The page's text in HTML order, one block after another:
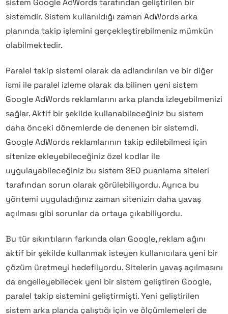
sistem Google AdWords tarafından geliştirilen bir
sistemdir. Sistem kullanıldığı zaman AdWords arka
planında takip işlemini gerçekleştirebilmeniz mümkün
olabilmektedir.
Paralel takip sistemi olarak da adlandırılan ve bir diğer
ismi ile paralel izleme olarak da bilinen yeni sistem
Google AdWords reklamlarını arka planda izleyebilmenizi
sağlar. Aktif bir şekilde kullanabileceğiniz bu sistem
daha önceki dönemlerde de denenen bir sistemdi.
Google AdWords reklamlarının takip edilebilmesi için
sitenize ekleyebileceğiniz özel kodlar ile
uygulayabileceğiniz bu sistem SEO puanlama siteleri
tarafından sorun olarak görülebiliyordu. Ayrıca bu
yöntemi uyguladığınız zaman sitenizin daha yavaş
açılması gibi sorunlar da ortaya çıkabiliyordu.
Bu tür sıkıntıların farkında olan Google, reklam ağını
aktif bir şekilde kullanmak isteyen kullanıcılara yeni bir
çözüm üretmeyi hedefliyordu. Sitelerin yavaş açılmasını
da engelleyebilecek yeni bir sistem geliştiren Google,
paralel takip sistemini geliştirmişti. Yeni geliştirilen
sistem arka planda çalıştığı için ve ölçümlemeleri de